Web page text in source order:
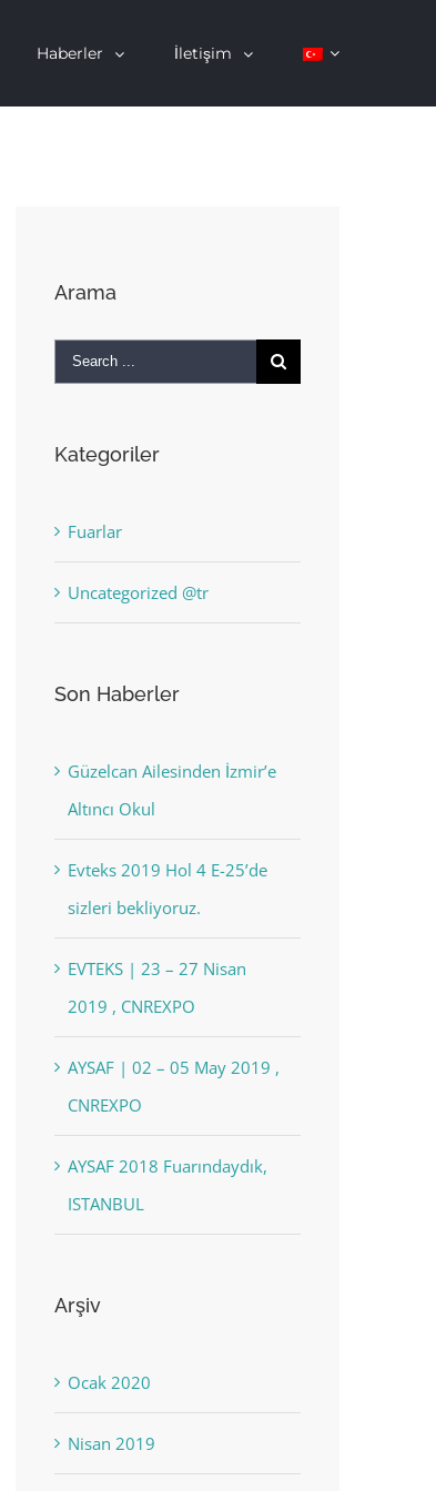
Haberler İletişim
Arama
Search
Kategoriler
Fuarlar
Uncategorized @tr
Son Haberler
Güzelcan Ailesinden İzmir’e
Altıncı Okul
Evteks 2019 Hol 4 E-25’de
sizleri bekliyoruz.
EVTEKS | 23 – 27 Nisan
2019 , CNREXPO
AYSAF | 02 – 05 May 2019 ,
CNREXPO
AYSAF 2018 Fuarındaydık,
ISTANBUL
Arşiv
Ocak 2020
Nisan 2019